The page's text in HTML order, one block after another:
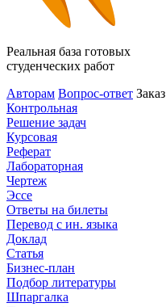
Реальная база готовых
студенческих работ
Авторам Вопрос-ответ Заказ
Контрольная
Решение задач
Курсовая
Реферат
Лабораторная
Чертеж
Эссе
Ответы на билеты
Перевод с ин. языка
Доклад
Статья
Бизнес-план
Подбор литературы
Шпаргалка